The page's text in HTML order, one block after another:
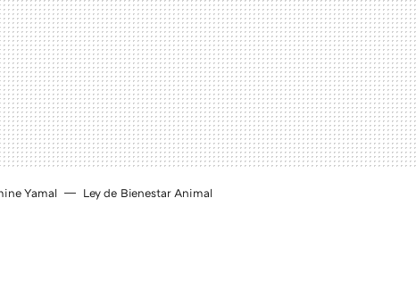
Yamal Ley de Bienestar Animal